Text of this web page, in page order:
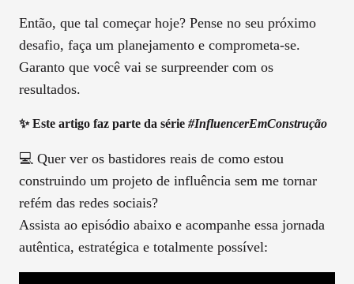
Então, que tal começar hoje? Pense no seu próximo
desafio, faça um planejamento e comprometa-se.
Garanto que você vai se surpreender com os
resultados.
✨ Este artigo faz parte da série #InfluencerEmConstrução
💻 Quer ver os bastidores reais de como estou
construindo um projeto de influência sem me tornar
refém das redes sociais?
Assista ao episódio abaixo e acompanhe essa jornada
autêntica, estratégica e totalmente possível: